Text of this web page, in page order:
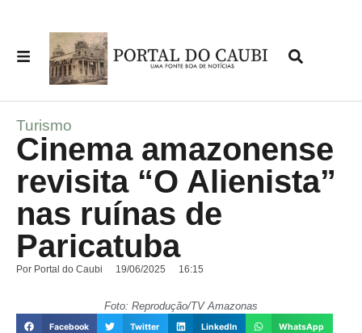
Turismo
Cinema amazonense
revisita “O Alienista”
nas ruínas de
Paricatuba
Por Portal do Caubi 19/06/2025 16:15
Foto: Reprodução/TV Amazonas
Facebook Twitter LinkedIn WhatsApp